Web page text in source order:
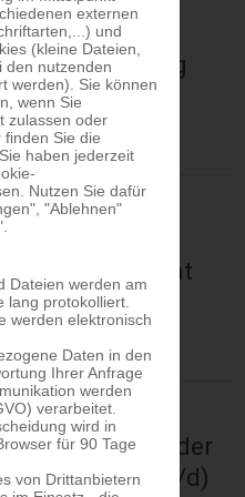
externen
und
(kleine Dateien,
den nutzenden
werden). Sie können
wenn Sie
zulassen oder
Sie die
. Sie haben jederzeit
Nutzen Sie dafür
"Ablehnen"
Dateien werden am
lang protokolliert.
werden elektronisch
Daten in den
Ihrer Anfrage
werden
verarbeitet.
wird in
für 90 Tage
von Drittanbietern
Kinder
(m/w/d)